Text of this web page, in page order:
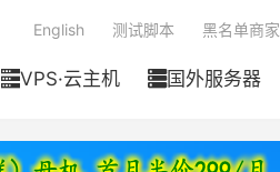
VPS·云主机 国外服务器
English 测试脚本 黑名单商家